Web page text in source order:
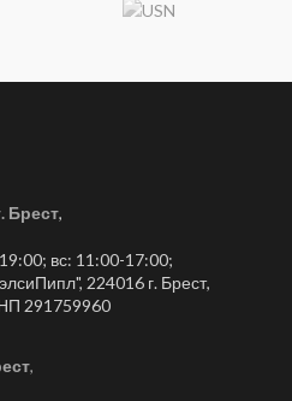
Брест,
вс: 11:00-17:00;
224016 г. Брест,
291759960
,